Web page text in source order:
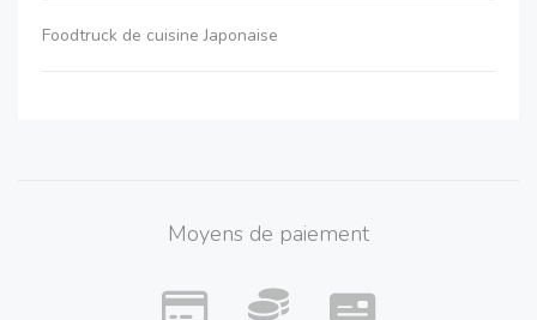
Foodtruck de cuisine Japonaise
Moyens de paiement